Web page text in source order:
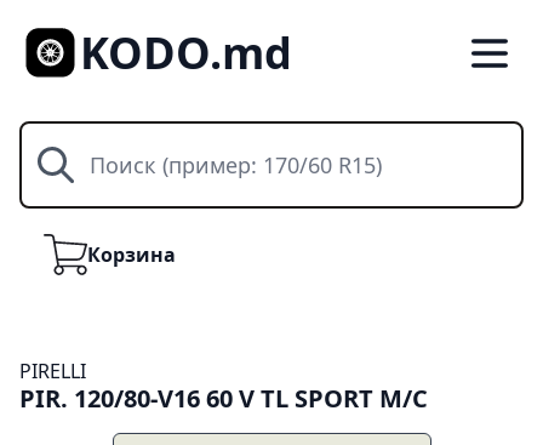
KODO.md
Поиск
КорзинаКорзина
PIRELLI
PIR. 120/80-V16 60 V TL SPORT M/C